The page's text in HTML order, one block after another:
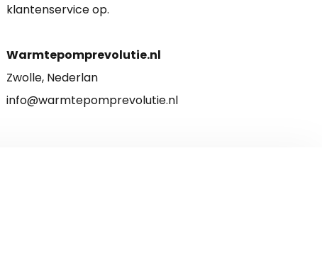
klantenservice op.
Warmtepomprevolutie.nl
Zwolle, Nederlan
info@warmtepomprevolutie.nl